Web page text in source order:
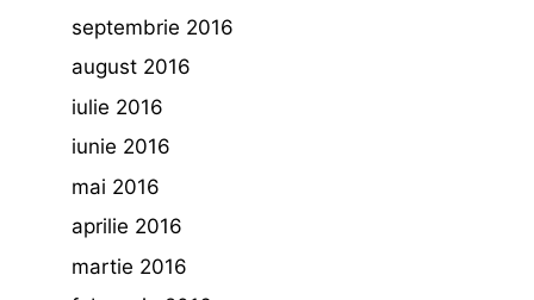
septembrie 2016
august 2016
iulie 2016
iunie 2016
mai 2016
aprilie 2016
martie 2016